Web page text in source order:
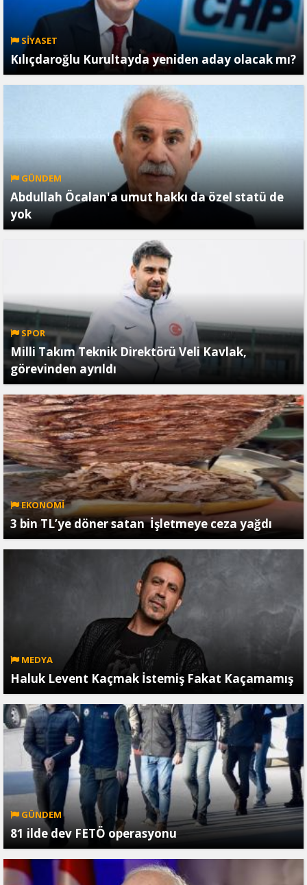
SİYASET
Kılıçdaroğlu Kurultayda yeniden aday olacak mı?
GÜNDEM
Abdullah Öcalan'a umut hakkı da özel statü de
yok
SPOR
Milli Takım Teknik Direktörü Veli Kavlak,
görevinden ayrıldı
EKONOMİ
3 bin TL’ye döner satan İşletmeye ceza yağdı
MEDYA
Haluk Levent Kaçmak İstemiş Fakat Kaçamamış
GÜNDEM
81 ilde dev FETÖ operasyonu